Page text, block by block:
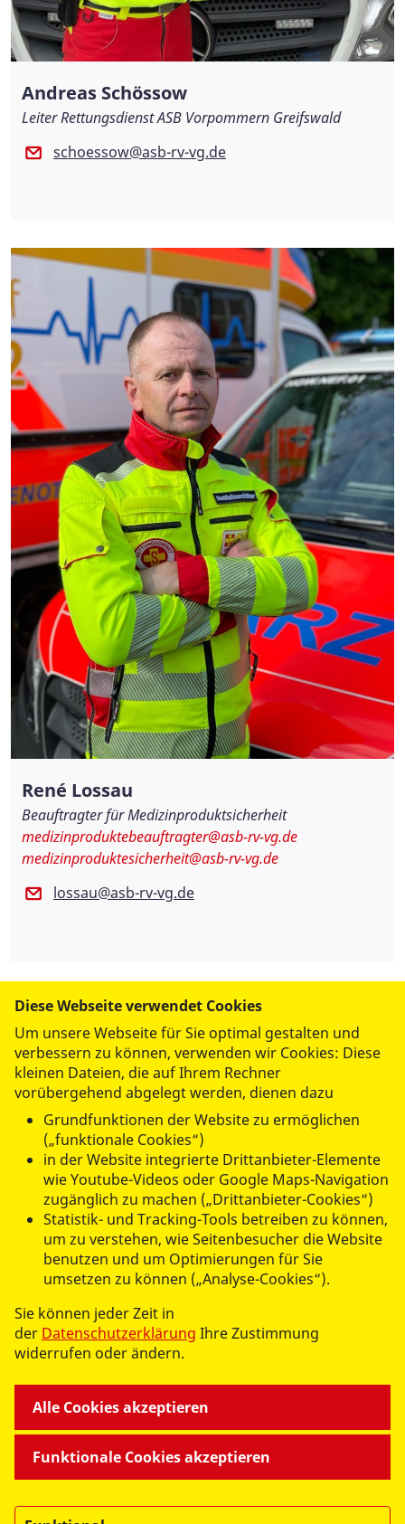
Andreas Schössow
Leiter Rettungsdienst ASB Vorpommern Greifswald
schoessow@asb-rv-vg.de
René Lossau
Beauftragter für Medizinproduktsicherheit
medizinproduktebeauftragter@asb-rv-vg.de
medizinproduktesicherheit@asb-rv-vg.de
lossau@asb-rv-vg.de
datenschutzkonform mit
Medizinprodukte, Medizinbeauftragter,
Medizinbeauftragte
RV VORPOMMERN-GREIFSWALD E.V.
LANDESWEITE PROJEKTE
Diese Webseite verwendet Cookies
Um unsere Webseite für Sie optimal gestalten und
verbessern zu können, verwenden wir Cookies: Diese
kleinen Dateien, die auf Ihrem Rechner
vorübergehend abgelegt werden, dienen dazu
Grundfunktionen der Website zu ermöglichen
(„funktionale Cookies“)
in der Website integrierte Drittanbieter-Elemente
wie Youtube-Videos oder Google Maps-Navigation
zugänglich zu machen („Drittanbieter-Cookies“)
Statistik- und Tracking-Tools betreiben zu können,
um zu verstehen, wie Seitenbesucher die Website
benutzen und um Optimierungen für Sie
umsetzen zu können („Analyse-Cookies“).
Sie können jeder Zeit in
der Datenschutzerklärung Ihre Zustimmung
widerrufen oder ändern.
Funktionale Cookies akzeptieren
Alle Cookies akzeptieren